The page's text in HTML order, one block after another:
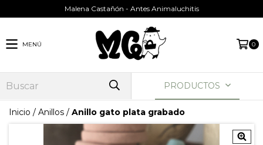
Malena Castañón - Antes Animaluchitis
MENÚ 0
PRODUCTOS
Inicio / Anillos / Anillo gato plata grabado